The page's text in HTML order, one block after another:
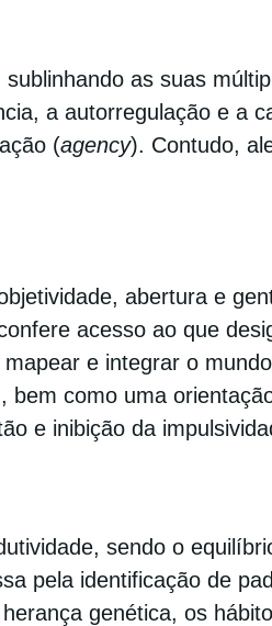
as suas
a autorregulação e a
(agency). Contudo,
abertura e
acesso ao que
e integrar o
bem como uma
e inibição da
sendo o
pela identificação de
genética, os